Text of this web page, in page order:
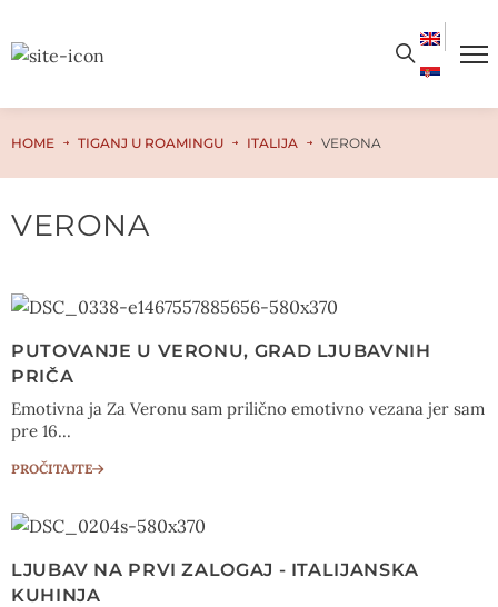
HOME TIGANJ U ROAMINGU ITALIJA VERONA
VERONA
PUTOVANJE U VERONU, GRAD LJUBAVNIH
PRIČA
Emotivna ja Za Veronu sam prilično emotivno vezana jer sam
pre 16...
PROČITAJTE
LJUBAV NA PRVI ZALOGAJ - ITALIJANSKA
KUHINJA